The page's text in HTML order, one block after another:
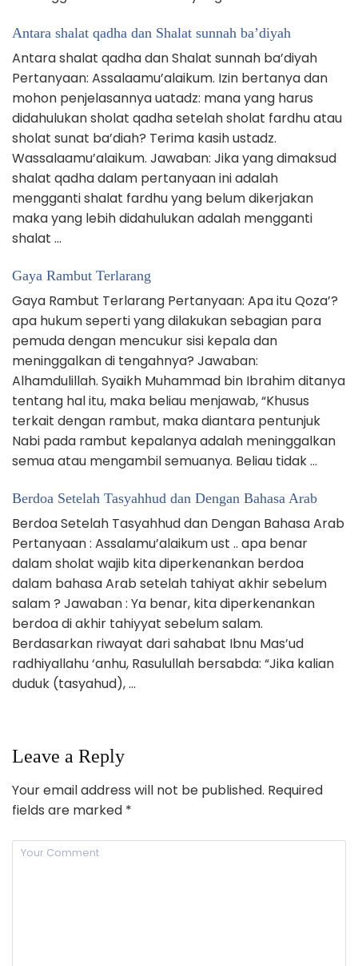
Antara shalat qadha dan Shalat sunnah ba’diyah
Antara shalat qadha dan Shalat sunnah ba’diyah
Pertanyaan: Assalaamu’alaikum. Izin bertanya dan
mohon penjelasannya uatadz: mana yang harus
didahulukan sholat qadha setelah sholat fardhu atau
sholat sunat ba’diah? Terima kasih ustadz.
Wassalaamu’alaikum. Jawaban: Jika yang dimaksud
shalat qadha dalam pertanyaan ini adalah
mengganti shalat fardhu yang belum dikerjakan
maka yang lebih didahulukan adalah mengganti
shalat …
Gaya Rambut Terlarang
Gaya Rambut Terlarang Pertanyaan: Apa itu Qoza’?
apa hukum seperti yang dilakukan sebagian para
pemuda dengan mencukur sisi kepala dan
meninggalkan di tengahnya? Jawaban:
Alhamdulillah. Syaikh Muhammad bin Ibrahim ditanya
tentang hal itu, maka beliau menjawab, “Khusus
terkait dengan rambut, maka diantara pentunjuk
Nabi pada rambut kepalanya adalah meninggalkan
semua atau mengambil semuanya. Beliau tidak …
Berdoa Setelah Tasyahhud dan Dengan Bahasa Arab
Berdoa Setelah Tasyahhud dan Dengan Bahasa Arab
Pertanyaan : Assalamu’alaikum ust .. apa benar
dalam sholat wajib kita diperkenankan berdoa
dalam bahasa Arab setelah tahiyat akhir sebelum
salam ? Jawaban : Ya benar, kita diperkenankan
berdoa di akhir tahiyyat sebelum salam.
Berdasarkan riwayat dari sahabat Ibnu Mas’ud
radhiyallahu ‘anhu, Rasulullah bersabda: “Jika kalian
duduk (tasyahud), …
Leave a Reply
Your email address will not be published. Required
fields are marked *